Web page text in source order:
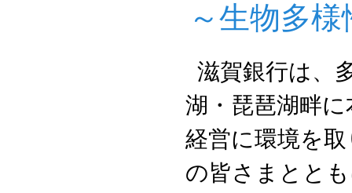
～生物多
滋賀銀行は、
湖・琵琶湖畔
経営に環境を
の皆さまとと